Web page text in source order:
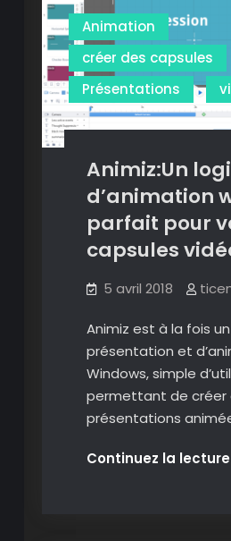
Animation
créer des capsules
Présentations
Animiz:Un
d’animation
parfait pour
capsules
5 avril 2018
Animiz est à la fois
présentation et
Windows, simple
permettant de créer
présentations
Continuez la lecture